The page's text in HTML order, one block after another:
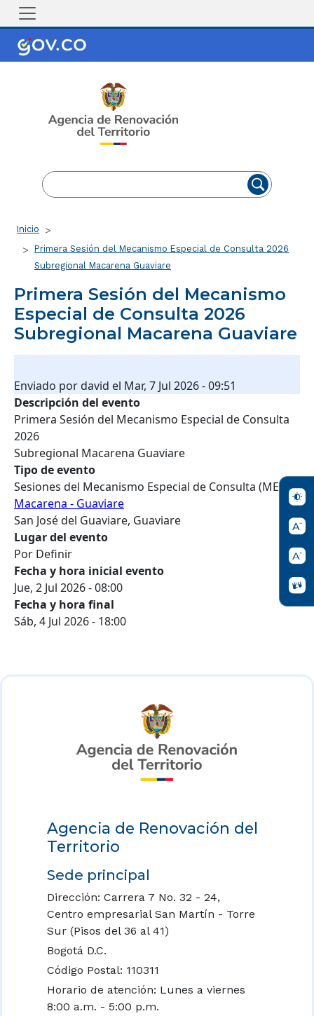
Pasar al contenido principal
Ruta de navegación
Inicio
Primera Sesión del Mecanismo Especial de Consulta 2026
Subregional Macarena Guaviare
Primera Sesión del Mecanismo
Especial de Consulta 2026
Subregional Macarena Guaviare
Enviado pordavid el Mar, 7 Jul 2026 - 09:51
Descripción del evento
Primera Sesión del Mecanismo Especial de Consulta
2026
Subregional Macarena Guaviare
Tipo de evento
Sesiones del Mecanismo Especial de Consulta (MEC)
Macarena - Guaviare
San José del Guaviare, Guaviare
Lugar del evento
Por Definir
Fecha y hora inicial evento
Jue, 2 Jul 2026 - 08:00
Fecha y hora final
Sáb, 4 Jul 2026 - 18:00
Agencia de Renovación del
Territorio
Sede principal
Dirección: Carrera 7 No. 32 - 24,
Centro empresarial San Martín - Torre
Sur (Pisos del 36 al 41)
Bogotá D.C.
Código Postal: 110311
Horario de atención: Lunes a viernes
8:00 a.m. - 5:00 p.m.